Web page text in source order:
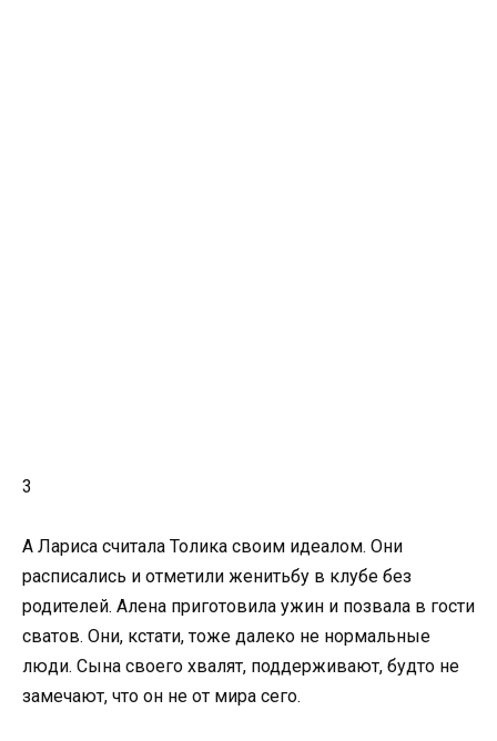
3
А Лариса считала Толика своим идеалом. Они
расписались и отметили женитьбу в клубе без
родителей. Алена приготовила ужин и позвала в гости
сватов. Они, кстати, тоже далеко не нормальные
люди. Сына своего хвалят, поддерживают, будто не
замечают, что он не от мира сего.